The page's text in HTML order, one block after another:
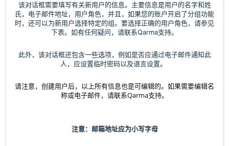
该对话框需要填写有关新用户的信息。主要信息是用户的名字和姓
氏，电子邮件地址，用户角色，并且，如果您的账户开启了分组功能
时，还可以为新用户选择特定的组。要选择正确的用户角色，请参见
下表。如有任何疑问，请联系Qarma支持。
此外，该对话框还包含一些选项，例如是否应通过电子邮件通知此
人，应设置临时密码以及语言设置。
请注意，创建用户后，以上所有信息也是可编辑的。如果需要编辑名
称或电子邮件，请联系Qarma支持。
注意：邮箱地址应为小写字母